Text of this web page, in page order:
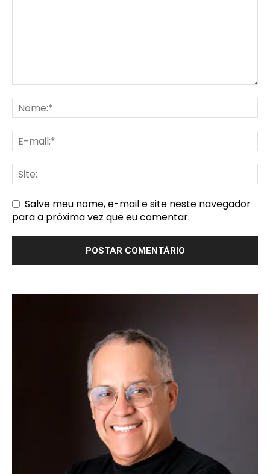
Salve meu nome, e-mail e site neste navegador
para a próxima vez que eu comentar.